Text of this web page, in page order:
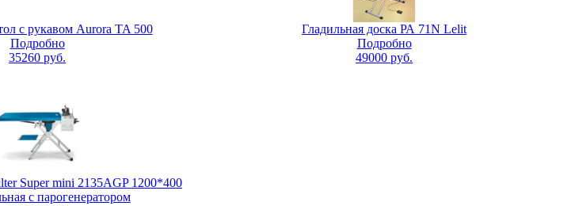
с рукавом Aurora TA 500
Подробно
35260 руб.
Гладильная доска РА 71N Lelit
Подробно
49000 руб.
Super mini 2135АGP 1200*400
с парогенератором